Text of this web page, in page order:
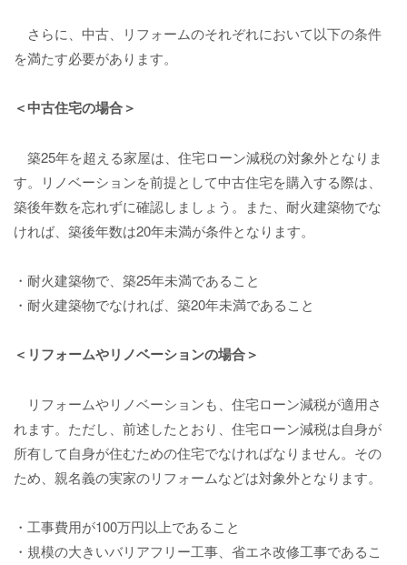
さらに、中古、リフォームのそれぞれにおいて以下の条件
を満たす必要があります。
＜中古住宅の場合＞
築25年を超える家屋は、住宅ローン減税の対象外となりま
す。リノベーションを前提として中古住宅を購入する際は、
築後年数を忘れずに確認しましょう。また、耐火建築物でな
ければ、築後年数は20年未満が条件となります。
・耐火建築物で、築25年未満であること
・耐火建築物でなければ、築20年未満であること
＜リフォームやリノベーションの場合＞
リフォームやリノベーションも、住宅ローン減税が適用さ
れます。ただし、前述したとおり、住宅ローン減税は自身が
所有して自身が住むための住宅でなければなりません。その
ため、親名義の実家のリフォームなどは対象外となります。
・工事費用が100万円以上であること
・規模の大きいバリアフリー工事、省エネ改修工事であるこ